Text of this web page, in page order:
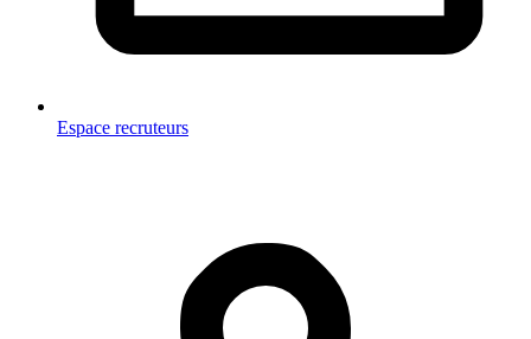
Espace recruteurs